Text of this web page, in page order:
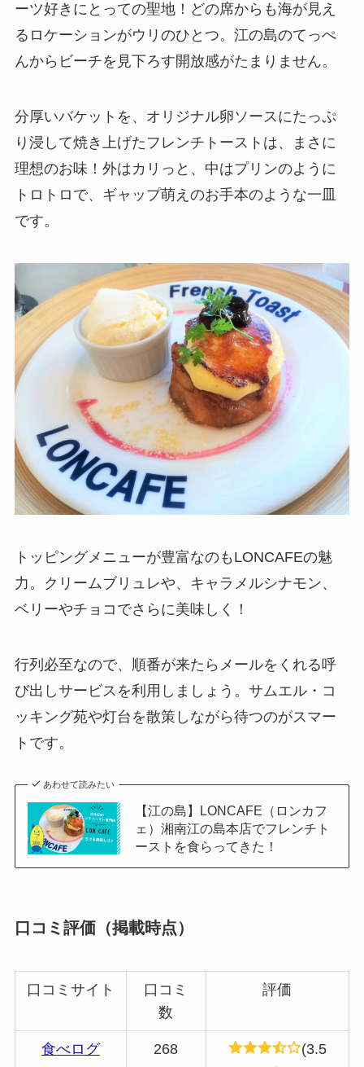
ーツ好きにとっての聖地！どの席からも海が見え
るロケーションがウリのひとつ。江の島のてっぺ
んからビーチを見下ろす開放感がたまりません。
分厚いバケットを、オリジナル卵ソースにたっぷ
り浸して焼き上げたフレンチトーストは、まさに
理想のお味！外はカリっと、中はプリンのように
トロトロで、ギャップ萌えのお手本のような一皿
です。
トッピングメニューが豊富なのもLONCAFEの魅
力。クリームブリュレや、キャラメルシナモン、
ベリーやチョコでさらに美味しく！
行列必至なので、順番が来たらメールをくれる呼
び出しサービスを利用しましょう。サムエル・コ
ッキング苑や灯台を散策しながら待つのがスマー
トです。
あわせて読みたい
【江の島】LONCAFE（ロンカフ
ェ）湘南江の島本店でフレンチト
ーストを食らってきた！
口コミ評価（掲載時点）
口コミサイト
口コミ
数
評価
食べログ 268
(3.5